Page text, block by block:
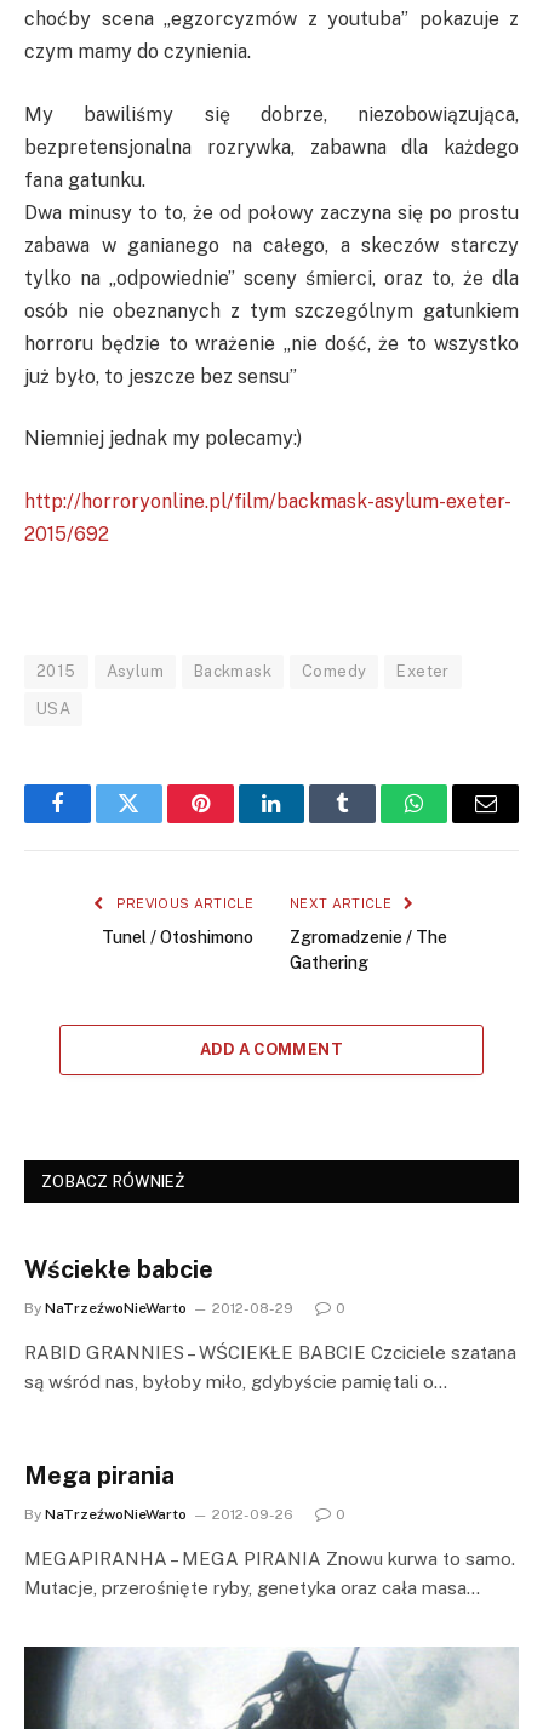
choćby scena „egzorcyzmów z youtuba” pokazuje z
czym mamy do czynienia.
My bawiliśmy się dobrze, niezobowiązująca,
bezpretensjonalna rozrywka, zabawna dla każdego
fana gatunku.
Dwa minusy to to, że od połowy zaczyna się po prostu
zabawa w ganianego na całego, a skeczów starczy
tylko na „odpowiednie” sceny śmierci, oraz to, że dla
osób nie obeznanych z tym szczególnym gatunkiem
horroru będzie to wrażenie „nie dość, że to wszystko
już było, to jeszcze bez sensu”
Niemniej jednak my polecamy:)
http://horroryonline.pl/film/backmask-asylum-exeter-
2015/692
2015 Asylum Backmask Comedy Exeter
USA
FacebookTwitter PinterestLinkedInTumblr WhatsAppEmail
PREVIOUS ARTICLE
Tunel / Otoshimono
NEXT ARTICLE
Zgromadzenie / The
Gathering
ADD A COMMENT
ZOBACZ RÓWNIEŻ
Wściekłe babcie
By NaTrzeźwoNieWarto 2012-08-29 0
RABID GRANNIES – WŚCIEKŁE BABCIE Czciciele szatana
są wśród nas, byłoby miło, gdybyście pamiętali o…
Mega pirania
By NaTrzeźwoNieWarto 2012-09-26 0
MEGAPIRANHA – MEGA PIRANIA Znowu kurwa to samo.
Mutacje, przerośnięte ryby, genetyka oraz cała masa…